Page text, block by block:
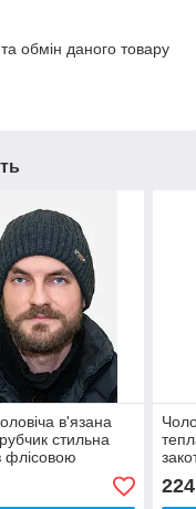
обмін даного товару
в'язана
стильна
флісовою
сірого кольору
224